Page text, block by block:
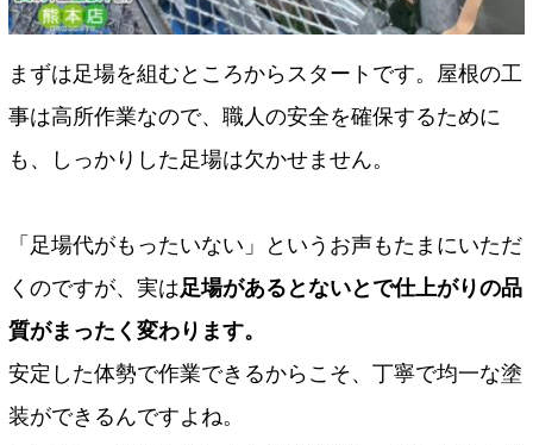
まずは足場を組むところからスタートです。屋根の工
事は高所作業なので、職人の安全を確保するために
も、しっかりした足場は欠かせません。
「足場代がもったいない」というお声もたまにいただ
くのですが、実は足場があるとないとで仕上がりの品
質がまったく変わります。
安定した体勢で作業できるからこそ、丁寧で均一な塗
装ができるんですよね。